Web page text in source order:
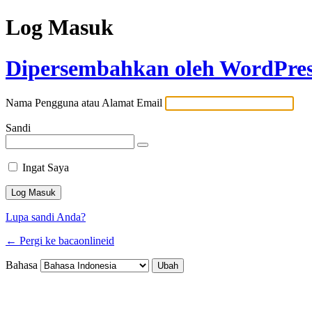
Log Masuk
Dipersembahkan oleh
Nama Pengguna atau Alamat Email
Sandi
Ingat Saya
Lupa sandi Anda?
← Pergi ke bacaonlineid
Bahasa